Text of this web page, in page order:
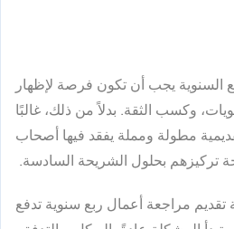
السنوية يجب أن تكون فرصة لإظهار
وكسب الثقة. بدلاً من ذلك، غالبًا
مطولة ومملة يفقد فيها أصحاب
تركيزهم بحلول الشريحة السادسة.
تقديم مراجعة أعمال ربع سنوية تدفع